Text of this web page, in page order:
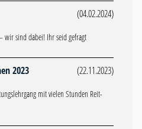
(04.02.2024)
wir sind dabei! Ihr seid gefragt
2023 (22.11.2023)
mit vielen Stunden Reit-